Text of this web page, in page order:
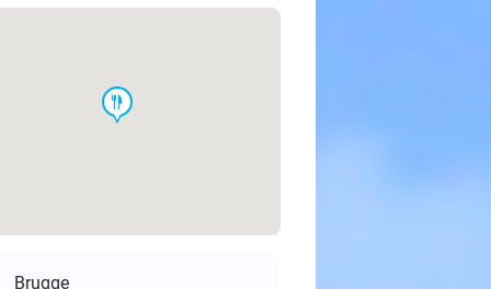
food
Brugge